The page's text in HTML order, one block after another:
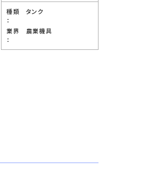
種類
：
タンク
業界
：
農業機具